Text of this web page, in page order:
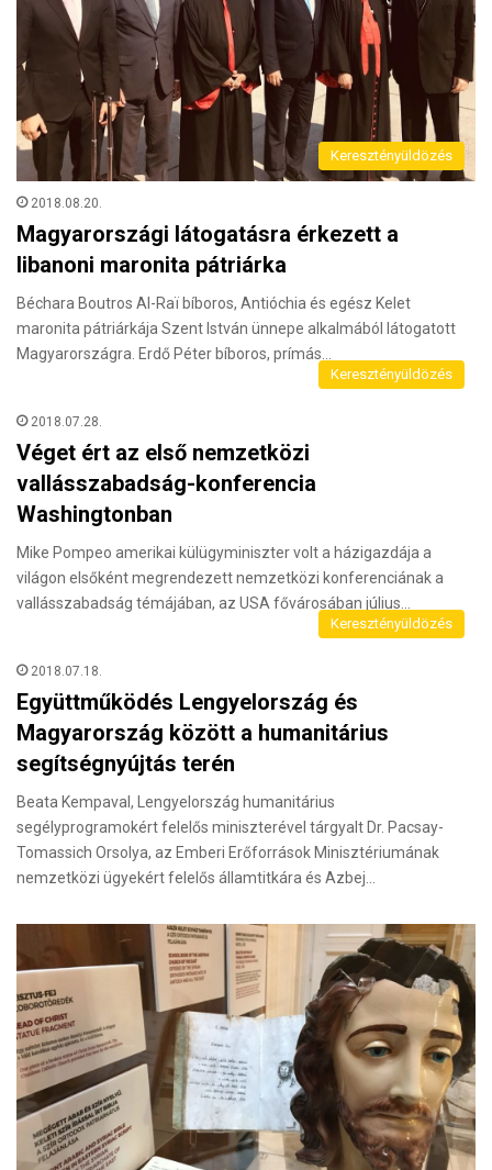
Keresztényüldözés
2018.08.20.
Magyarországi látogatásra érkezett a
libanoni maronita pátriárka
Béchara Boutros Al-Raï bíboros, Antióchia és egész Kelet
maronita pátriárkája Szent István ünnepe alkalmából látogatott
Magyarországra. Erdő Péter bíboros, prímás…
Keresztényüldözés
2018.07.28.
Véget ért az első nemzetközi
vallásszabadság-konferencia
Washingtonban
Mike Pompeo amerikai külügyminiszter volt a házigazdája a
világon elsőként megrendezett nemzetközi konferenciának a
vallásszabadság témájában, az USA fővárosában július…
Keresztényüldözés
2018.07.18.
Együttműködés Lengyelország és
Magyarország között a humanitárius
segítségnyújtás terén
Beata Kempaval, Lengyelország humanitárius
segélyprogramokért felelős miniszterével tárgyalt Dr. Pacsay-
Tomassich Orsolya, az Emberi Erőforrások Minisztériumának
nemzetközi ügyekért felelős államtitkára és Azbej…